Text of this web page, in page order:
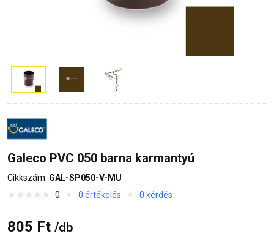
Galeco PVC 050 barna karmantyú
Cikkszám: GAL-SP050-V-MU
0
0 értékelés 0 kérdés
805 Ft /db